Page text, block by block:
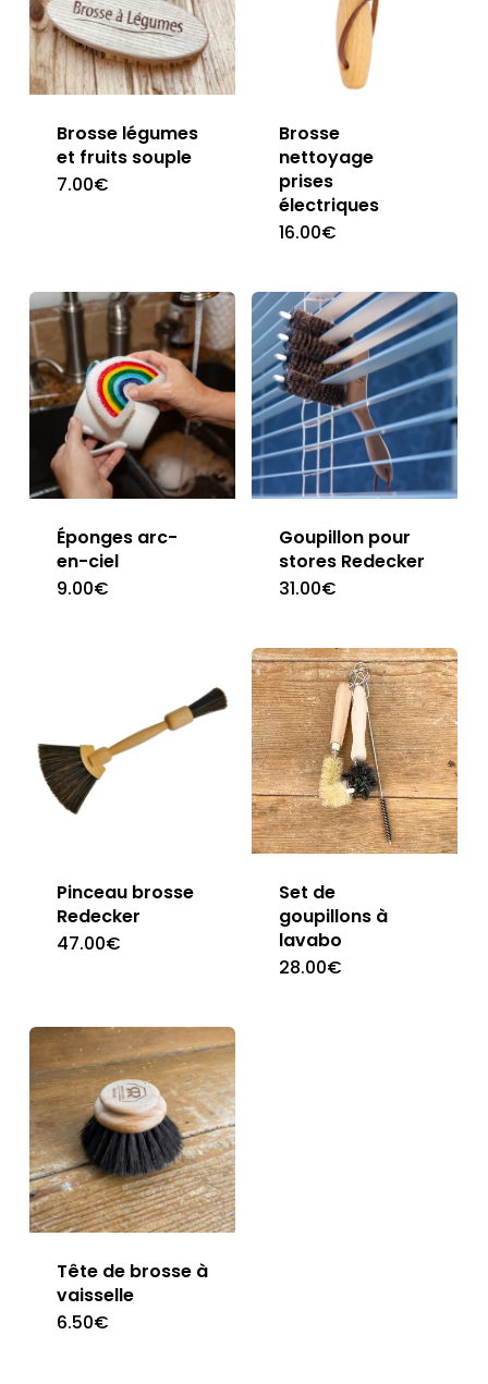
Brosse légumes
et fruits souple
7.00€
Brosse
nettoyage
prises
électriques
16.00€
Éponges arc-
en-ciel
9.00€
Goupillon pour
stores Redecker
31.00€
Pinceau brosse
Redecker
47.00€
Set de
goupillons à
lavabo
28.00€
Tête de brosse à
vaisselle
6.50€